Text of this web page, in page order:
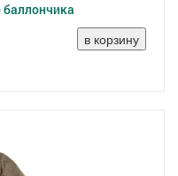
баллончика